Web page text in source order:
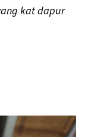
kat dapur